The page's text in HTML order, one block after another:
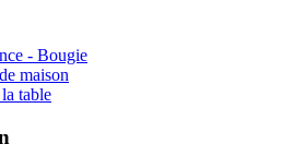
- Bougie
maison
table